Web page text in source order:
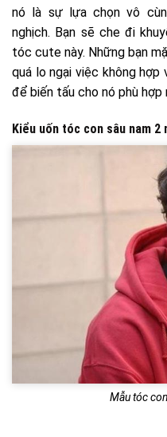
nó là sự lựa chọn vô
nghịch. Bạn sẽ che đi
tóc cute này. Những bạn
quá lo ngại việc không hợp
để biến tấu cho nó phù hợp
Kiểu uốn tóc con sâu nam 2
Mẫu tóc